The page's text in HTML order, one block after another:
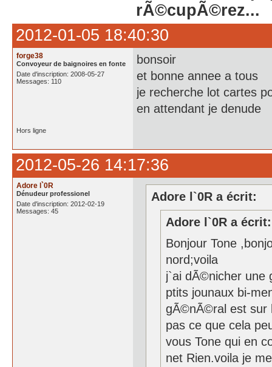
rÃ©cupÃ©rez...
2012-01-05 18:40:30
forge38
Convoyeur de baignoires en fonte
Date d'inscription: 2008-05-27
Messages: 110
bonsoir
et bonne annee a tous
je recherche lot cartes
en attendant je denude
Hors ligne
2012-05-26 14:17:36
Adore l`0R
Dénudeur professionel
Date d'inscription: 2012-02-19
Messages: 45
Adore l`0R a écrit:
Adore l`0R a écrit:
Bonjour Tone
nord;voila
j`ai dÃ©nicher une
ptits jounaux bi-
gÃ©nÃ©ral est sur
pas ce que cela
vous Tone qui en
net Rien.voila je